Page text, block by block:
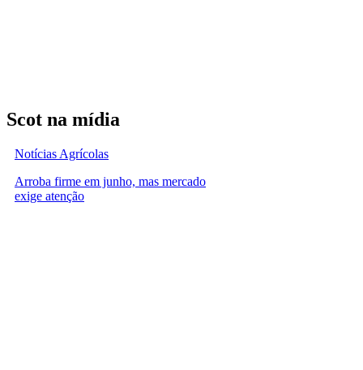
Scot na mídia
Notícias Agrícolas
Arroba firme em junho, mas mercado
exige atenção